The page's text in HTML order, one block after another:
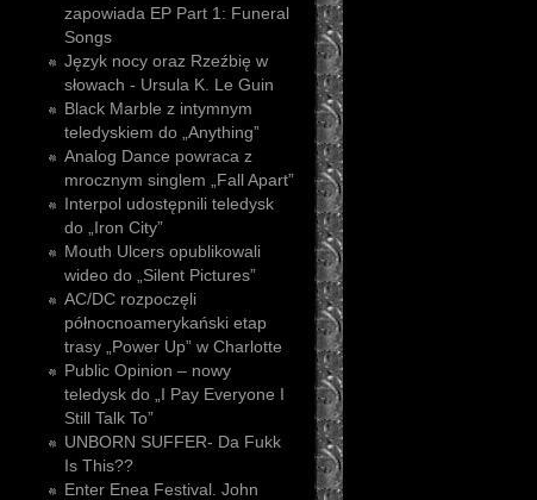
zapowiada EP Part 1: Funeral
Songs
Język nocy oraz Rzeźbię w
słowach - Ursula K. Le Guin
Black Marble z intymnym
teledyskiem do „Anything”
Analog Dance powraca z
mrocznym singlem „Fall Apart”
Interpol udostępnili teledysk
do „Iron City”
Mouth Ulcers opublikowali
wideo do „Silent Pictures”
AC/DC rozpoczęli
północnoamerykański etap
trasy „Power Up” w Charlotte
Public Opinion – nowy
teledysk do „I Pay Everyone I
Still Talk To”
UNBORN SUFFER- Da Fukk
Is This??
Enter Enea Festival. John